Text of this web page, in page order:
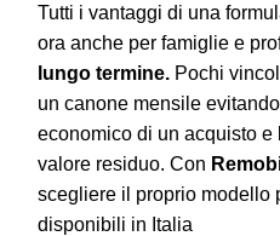
Tutti i vantaggi di una
ora anche per famiglie e
lungo termine. Pochi
un canone mensile
economico di un acquisto e
valore residuo. Con
scegliere il proprio modello
disponibili in Italia